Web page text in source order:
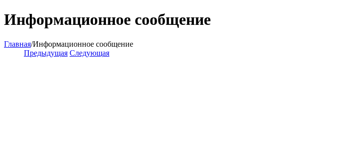
Информационное сообщение
Главная/Информационное сообщение
Предыдущая Следующая